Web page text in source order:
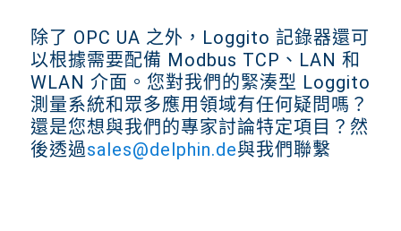
除了 OPC UA 之外，Loggito 記錄器還可
以根據需要配備 Modbus TCP、LAN 和
WLAN 介面。您對我們的緊湊型 Loggito
測量系統和眾多應用領域有任何疑問嗎？
還是您想與我們的專家討論特定項目？然
後透過sales@delphin.de與我們聯繫